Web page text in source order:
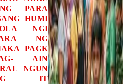
PARA
HUMI
NGI
NG
PAGK
AIN
NGUN
IT